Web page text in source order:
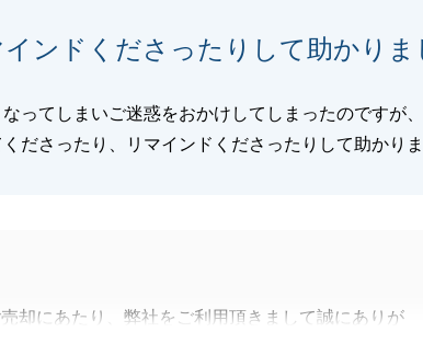
インドくださったりして助かりま
ってしまいご迷惑をおかけしてしまったのですが
ださったり、リマインドくださったりして助かりま
却にあたり、弊社をご利用頂きまして誠にありが